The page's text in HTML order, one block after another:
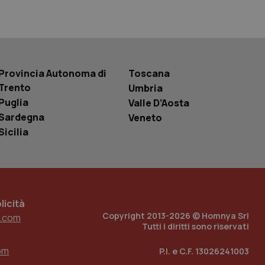
Autonoma di
Toscana
Umbria
Valle D’Aosta
Veneto
Copyright 2013-2026 © Homnya Srl
Tutti i diritti sono riservati
P.I. e C.F. 13026241003
Analytics
incorporati
traccia
incorporati
di